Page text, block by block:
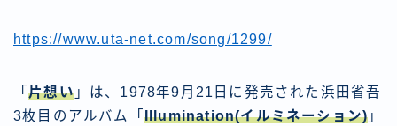
https://www.uta-net.com/song/1299/
「片想い」は、1978年9月21日に発売された浜田省吾
3枚目のアルバム「 Illumination(イルミネーション) 」